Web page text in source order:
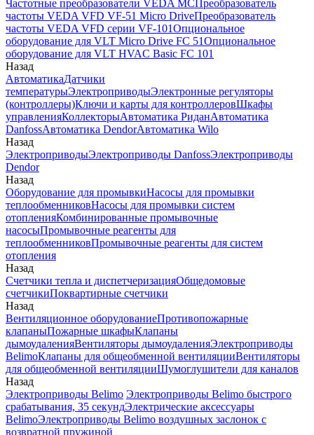
Частотные преобразователи VEDA MC Преобразователь
частоты VEDA VFD VF-51 Micro DriveПреобразователь
частоты VEDA VFD серии VF-101Опциональное
оборудование для VLT Micro Drive FC 51Опциональное
оборудование для VLT HVAC Basic FC 101
Назад
АвтоматикаДатчики
температурыЭлектроприводыЭлектронные регуляторы
(контроллеры)Ключи и карты для контроллеровШкафы
управленияКоллекторыАвтоматика РиданАвтоматика
DanfossАвтоматика DendorАвтоматика Wilo
Назад
ЭлектроприводыЭлектроприводы DanfossЭлектроприводы
Dendor
Назад
Оборудование для промывкиНасосы для промывки
теплообменниковНасосы для промывки систем
отопленияКомбинированные промывочные
насосыПромывочные реагенты для
теплообменниковПромывочные реагенты для систем
отопления
Назад
Счетчики тепла и диспетчеризацияОбщедомовые
счетчикиПоквартирные счетчики
Назад
Вентиляционное оборудованиеПротивопожарные
клапаныПожарные шкафыКлапаны
дымоудаленияВентиляторы дымоудаленияЭлектроприводы
BelimoКлапаны для общеобменной вентиляцииВентиляторы
для общеобменной вентиляцииШумоглушители для каналов
Назад
Электроприводы Belimo Электроприводы Belimo быстрого
срабатывания, 35 секундЭлектрические аксессуары
BelimoЭлектроприводы Belimo воздушных заслонок c
возвратной пружиной